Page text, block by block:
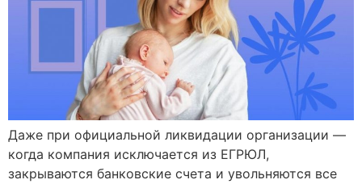
Даже при официальной ликвидации организации —
когда компания исключается из ЕГРЮЛ,
закрываются банковские счета и увольняются все